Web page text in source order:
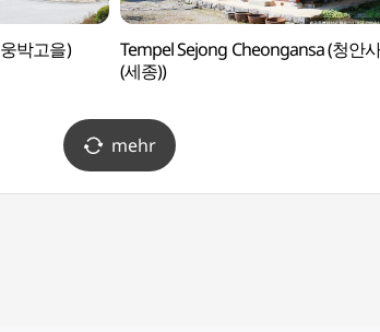
박고을)
Tempel Sejong Cheongansa (청안
(세종))
mehr